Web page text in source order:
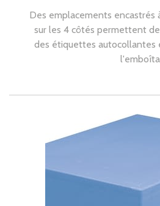
Des emplacements encastrés
sur les 4 côtés permettent
des étiquettes autocollantes